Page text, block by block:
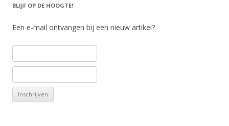
BLIJF OP DE HOOGTE!
Een e-mail ontvangen bij een nieuw artikel?